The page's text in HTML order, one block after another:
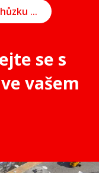
Naplánujte si schůzku online
se s
vašem